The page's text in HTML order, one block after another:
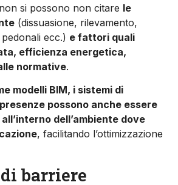
si possono non citare le
(dissuasione, rilevamento,
ecc.) e fattori quali
efficienza energetica,
normative.
modelli BIM, i sistemi di
possono anche essere
dell’ambiente dove
, facilitando l’ottimizzazione
barriere